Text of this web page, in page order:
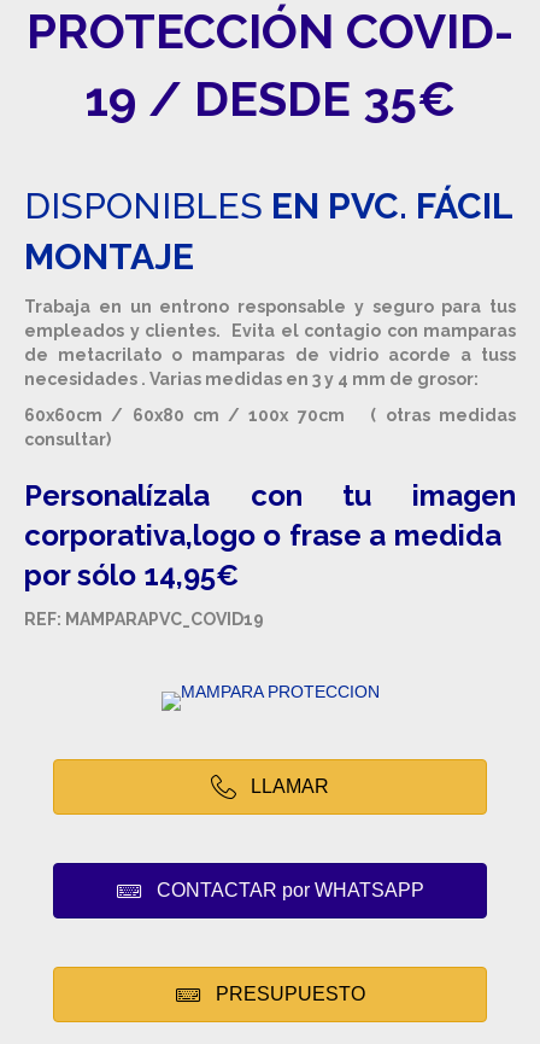
PROTECCIÓN COVID-
19 / DESDE 35€
DISPONIBLES EN PVC. FÁCIL
MONTAJE
Trabaja en un entrono responsable y seguro para tus
empleados y clientes. Evita el contagio con mamparas
de metacrilato o mamparas de vidrio acorde a tuss
necesidades . Varias medidas en 3 y 4 mm de grosor:
60x60cm / 60x80 cm / 100x 70cm ( otras medidas
consultar)
Personalízala con tu imagen
corporativa,logo o frase a medida
por sólo 14,95€
REF: MAMPARAPVC_COVID19
LLAMAR
CONTACTAR por WHATSAPP
PRESUPUESTO